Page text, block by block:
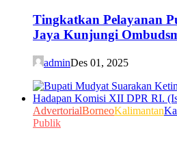
Tingkatkan Pelayanan
Jaya Kunjungi
adminDes 01, 2025
AdvertorialBorneoKalimantan
Publik